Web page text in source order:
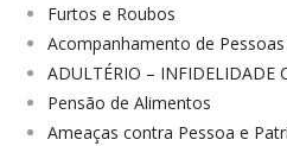
Furtos e Roubos
Acompanhamento de
ADULTÉRIO – INFIDELIDADE
Pensão de Alimentos
Ameaças contra Pessoa e